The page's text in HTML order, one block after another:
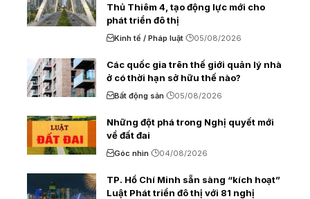
Thủ Thiêm 4, tạo động lực mới cho
phát triển đô thị
Kinh tế / Pháp luật 05/08/2026
Các quốc gia trên thế giới quản lý nhà
ở có thời hạn sở hữu thế nào?
Bất động sản 05/08/2026
Những đột phá trong Nghị quyết mới
về đất đai
Góc nhìn 04/08/2026
TP. Hồ Chí Minh sẵn sàng “kích hoạt”
Luật Phát triển đô thị với 81 nghị